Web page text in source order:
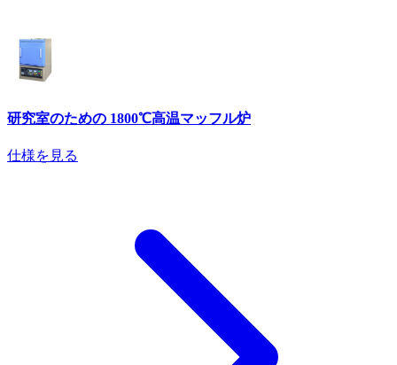
研究室のための 1800℃高温マッフル炉
仕様を見る